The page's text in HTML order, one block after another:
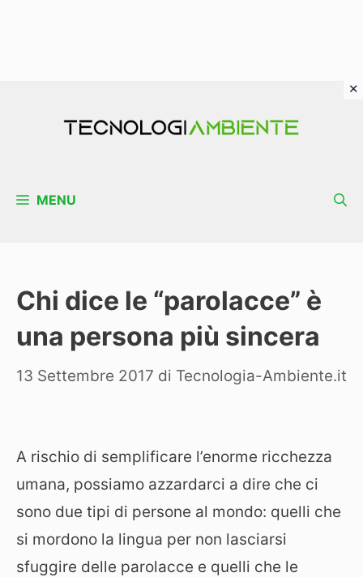
MENU
Chi dice le “parolacce” è
una persona più sincera
13 Settembre 2017 di Tecnologia-Ambiente.it
A rischio di semplificare l’enorme ricchezza
umana, possiamo azzardarci a dire che ci
sono due tipi di persone al mondo: quelli che
si mordono la lingua per non lasciarsi
sfuggire delle parolacce e quelli che le